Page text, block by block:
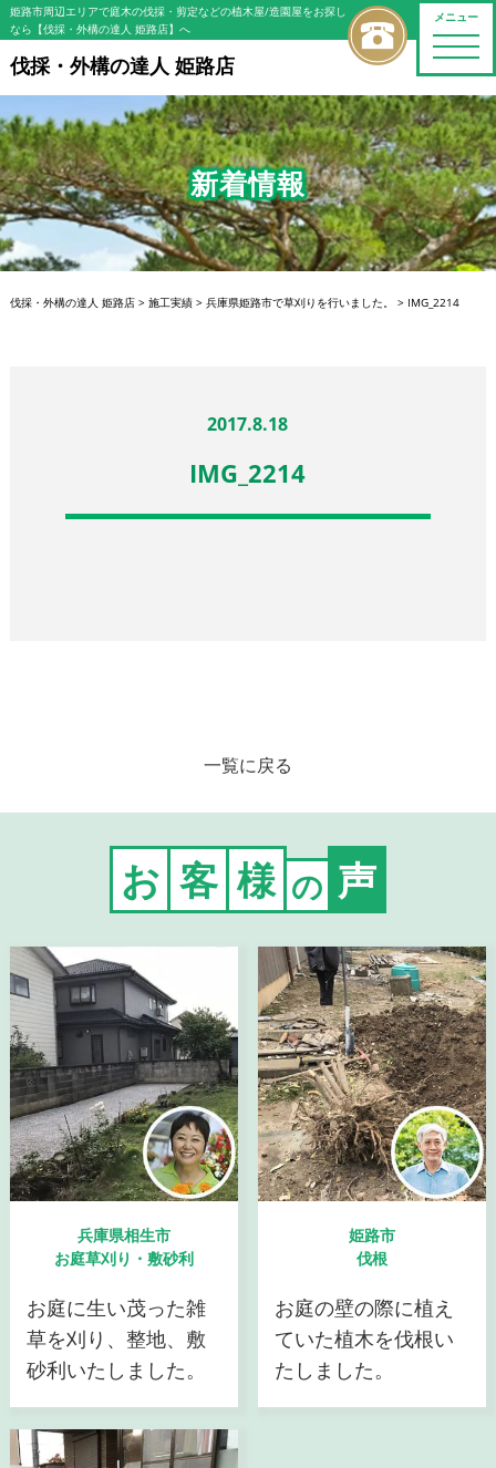
メニュー
toggle
姫路市周辺エリアで庭木の伐採・剪定などの植木屋/造園屋をお探し
なら【伐採・外構の達人 姫路店】へ
伐採・外構の達人 姫路店
新着情報
伐採・外構の達人 姫路店> 施工実績> 兵庫県姫路市で草刈りを行いました。 > IMG_2214
2017.8.18
IMG_2214
一覧に戻る
お 客 様 の 声
兵庫県相生市
お庭草刈り・敷砂利
お庭に生い茂った雑
草を刈り、整地、敷
砂利いたしました。
姫路市
伐根
お庭の壁の際に植え
ていた植木を伐根い
たしました。